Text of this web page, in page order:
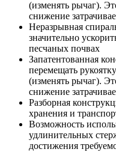
(изменять рычаг).
снижение
Неразрывная
значительно
песчаных почвах
Запатентованная
перемещать
(изменять рычаг).
снижение
Разборная
хранения и
Возможность
удлинительных
достижения